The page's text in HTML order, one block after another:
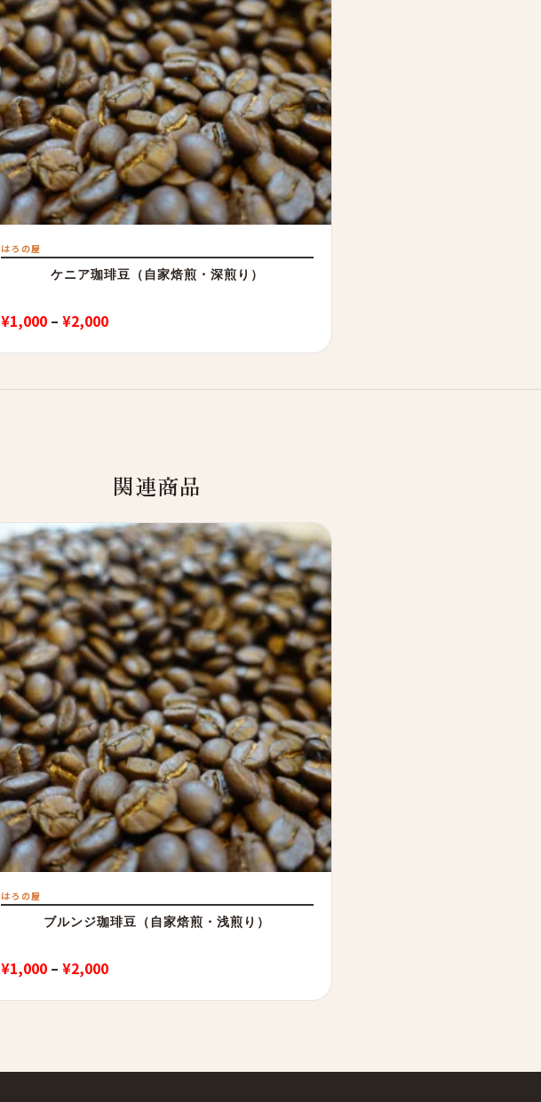
はろの屋
ケニア珈琲豆（自家焙煎・深煎り）
¥1,000 – ¥2,000価
¥1,000
関連商品
はろの屋
ブルンジ珈琲豆（自家焙煎・浅煎り）
¥1,000 – ¥2,000価